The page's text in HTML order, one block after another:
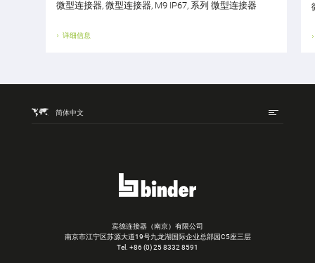
微型连接器, 微型连接器, M9 IP67, 系列 微型连接器
详细信息
简体中文
宾德连接器（南京）有限公司
南京市江宁区苏源大道19号九龙湖国际企业总部园C5座三层
Tel. +86 (0) 25 8332 8591